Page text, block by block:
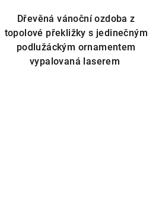
Dřevěná vánoční ozdoba z
topolové překližky s jedinečným
podlužáckým ornamentem
vypalovaná laserem